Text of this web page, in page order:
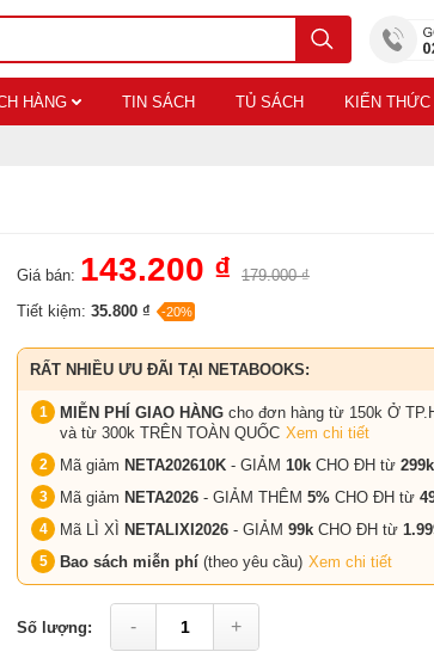
HÀNG TIN SÁCH TỦ SÁCH KIẾN THỨC
Giá bán: 143.200 ₫
179.000 ₫
Tiết kiệm: 35.800 ₫ -20%
RẤT NHIỀU ƯU ĐÃI TẠI NETABOOKS:
MIỄN PHÍ GIAO HÀNG cho đơn hàng từ 150k Ở
và từ 300k TRÊN TOÀN QUỐC Xem chi tiết
Mã giảm NETA202610K - GIẢM 10k CHO ĐH từ 299k
Mã giảm NETA2026 - GIẢM THÊM 5% CHO ĐH từ
Mã LÌ XÌ
NETALIXI2026 - GIẢM 99k CHO ĐH từ
Bao sách miễn phí (theo yêu cầu) Xem chi tiết
Số lượng: - +